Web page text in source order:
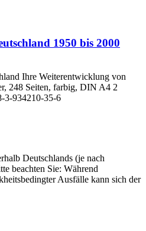
1950 bis 2000
Ihre Weiterentwicklung von
248 Seiten, farbig, DIN A4 2
3-934210-35-6
Deutschlands (je nach
beachten Sie: Während
Ausfälle kann sich der